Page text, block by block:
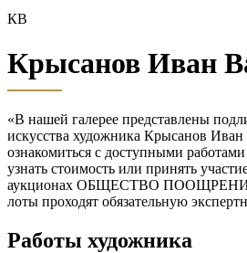
КВ
Крысанов Иван
«В нашей галерее представлены
искусства художника Крысанов
ознакомиться с доступными
узнать стоимость или принять
аукционах ОБЩЕСТВО
лоты проходят обязательную
Работы художника